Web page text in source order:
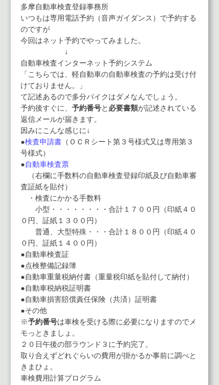
多摩自動車検査登録事務所
いつもは専用電話予約（音声ガイダンス）で予約する
のですが
今回はネット予約でやってみました。
↓
自動車検査インターネット予約システム
「こちらでは、軽自動車の自動車検査の予約は受け付
けておりません。」
て記述あるので多分バイクはダメなんでしょう。
予約後すぐに、 予約番号と 必要書類が記述されている
返信メールが届きます。
因みにこんな感じに↓
●検査申請書 （ＯＣＲシート第３号様式又は専用第３
号様式）
●自動車検査票
（右欄に手数料の自動車検査登録印紙及び自動車審
査証紙を貼付）
・検査にかかる手数料
小型・・・・・・・・合計１７００円（印紙４０
０円、証紙１３００円）
普通、大型特殊・・・合計１８００円（印紙４０
０円、証紙１４００円）
●自動車検査証
●点検整備記録簿
●自動車重量税納付書（重量税印紙を貼付して納付）
●自動車税納税証明書
●自動車損害賠償責任保険（共済）証明書
●その他
※予約番号は車検を受ける際に必要になりますのでメ
モっときましょ。
２０日午後の部ラウンド３に予約完了。
取り合えずどれぐらいの費用が掛かるか事前に調べと
きまひょ。
車検費用計算プログラム